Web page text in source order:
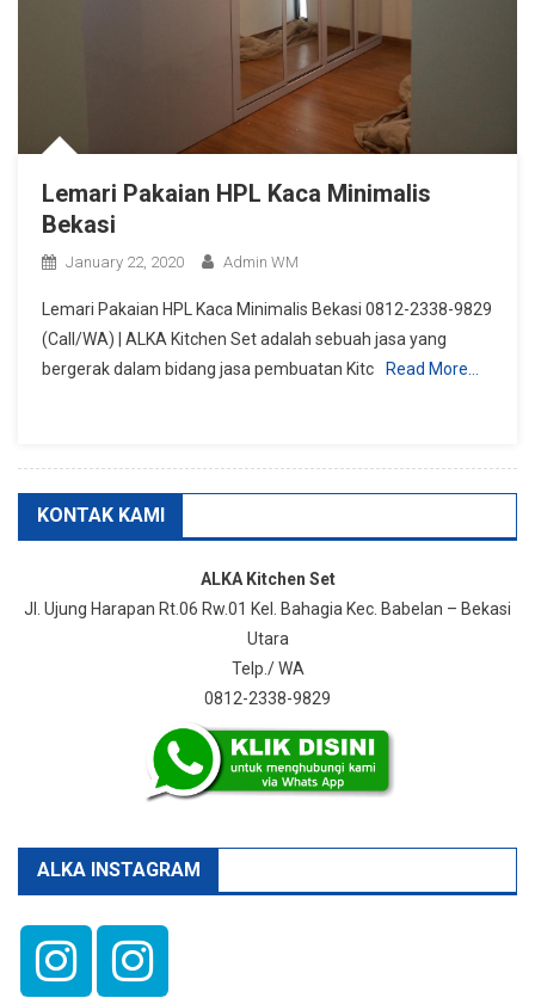
Lemari Pakaian HPL Kaca Minimalis
Bekasi
January 22, 2020 Admin WM
Lemari Pakaian HPL Kaca Minimalis Bekasi 0812-2338-9829
(Call/WA) | ALKA Kitchen Set adalah sebuah jasa yang
bergerak dalam bidang jasa pembuatan Kitc
Read More…
KONTAK KAMI
ALKA Kitchen Set
Jl. Ujung Harapan Rt.06 Rw.01 Kel. Bahagia Kec. Babelan – Bekasi
Utara
Telp./ WA
0812-2338-9829
ALKA INSTAGRAM